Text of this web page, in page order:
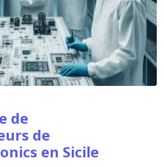
de
de
en Sicile